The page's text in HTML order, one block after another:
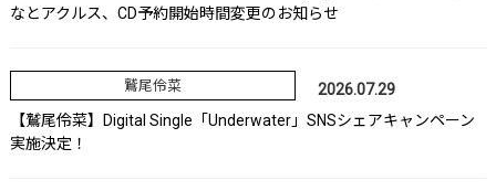
なとアクルス、CD予約開始時間変更のお知らせ
鷲尾伶菜
2026.07.29
【鷲尾伶菜】Digital Single「Underwater」SNSシェアキャンペーン
実施決定！